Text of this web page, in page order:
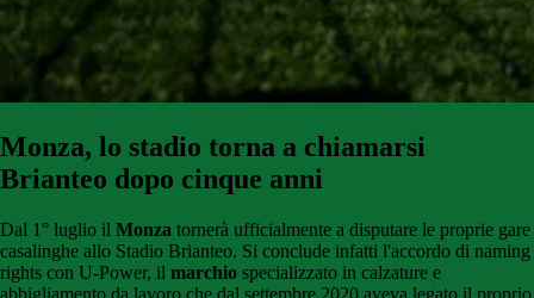
Monza, lo stadio torna a chiamarsi
Brianteo dopo cinque anni
Dal 1° luglio il Monza tornerà ufficialmente a disputare le proprie gare
casalinghe allo Stadio Brianteo. Si conclude infatti l'accordo di naming
rights con U-Power, il marchio specializzato in calzature e